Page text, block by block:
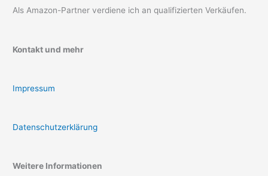
Als Amazon-Partner verdiene ich an qualifizierten Verkäufen.
Kontakt und mehr
Impressum
Datenschutzerklärung
Weitere Informationen